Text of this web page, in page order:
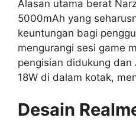
Alasan utama berat
5000mAh yang
keuntungan bagi
mengurangi sesi game
pengisian didukung
18W di dalam kotak,
Desain